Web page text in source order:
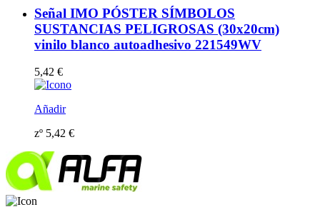
Señal IMO PÓSTER SÍMBOLOS
SUSTANCIAS PELIGROSAS (30x20cm)
vinilo blanco autoadhesivo 221549WV
5,42 €
Añadir
zº 5,42 €